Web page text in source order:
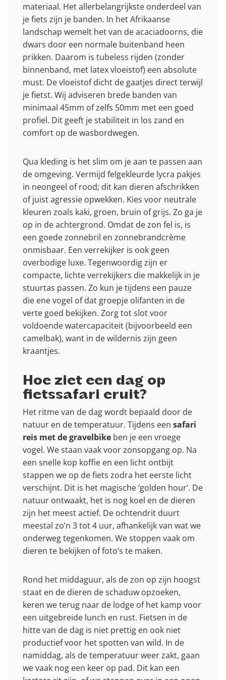
materiaal. Het allerbelangrijkste onderdeel van
je fiets zijn je banden. In het Afrikaanse
landschap wemelt het van de acaciadoorns, die
dwars door een normale buitenband heen
prikken. Daarom is tubeless rijden (zonder
binnenband, met latex vloeistof) een absolute
must. De vloeistof dicht de gaatjes direct terwijl
je fietst. Wij adviseren brede banden van
minimaal 45mm of zelfs 50mm met een goed
profiel. Dit geeft je stabiliteit in los zand en
comfort op de wasbordwegen.
Qua kleding is het slim om je aan te passen aan
de omgeving. Vermijd felgekleurde lycra pakjes
in neongeel of rood; dit kan dieren afschrikken
of juist agressie opwekken. Kies voor neutrale
kleuren zoals kaki, groen, bruin of grijs. Zo ga je
op in de achtergrond. Omdat de zon fel is, is
een goede zonnebril en zonnebrandcrème
onmisbaar. Een verrekijker is ook geen
overbodige luxe. Tegenwoordig zijn er
compacte, lichte verrekijkers die makkelijk in je
stuurtas passen. Zo kun je tijdens een pauze
die ene vogel of dat groepje olifanten in de
verte goed bekijken. Zorg tot slot voor
voldoende watercapaciteit (bijvoorbeeld een
camelbak), want in de wildernis zijn geen
kraantjes.
Hoe ziet een dag op
fietssafari eruit?
Het ritme van de dag wordt bepaald door de
natuur en de temperatuur. Tijdens een safari
reis met de gravelbike ben je een vroege
vogel. We staan vaak voor zonsopgang op. Na
een snelle kop koffie en een licht ontbijt
stappen we op de fiets zodra het eerste licht
verschijnt. Dit is het magische ‘golden hour’. De
natuur ontwaakt, het is nog koel en de dieren
zijn het meest actief. De ochtendrit duurt
meestal zo’n 3 tot 4 uur, afhankelijk van wat we
onderweg tegenkomen. We stoppen vaak om
dieren te bekijken of foto’s te maken.
Rond het middaguur, als de zon op zijn hoogst
staat en de dieren de schaduw opzoeken,
keren we terug naar de lodge of het kamp voor
een uitgebreide lunch en rust. Fietsen in de
hitte van de dag is niet prettig en ook niet
productief voor het spotten van wild. In de
namiddag, als de temperatuur weer zakt, gaan
we vaak nog een keer op pad. Dit kan een